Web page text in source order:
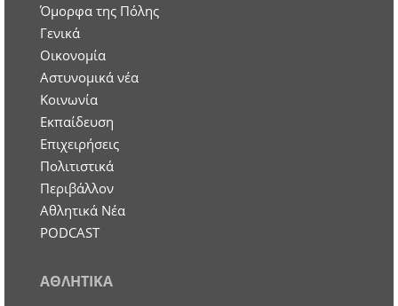
Όμορφα της Πόλης
Γενικά
Οικονομία
Aστυνομικά νέα
Κοινωνία
Εκπαίδευση
Επιχειρήσεις
Πολιτιστικά
Περιβάλλον
Αθλητικά Νέα
PODCAST
ΑΘΛΗΤΙΚΑ